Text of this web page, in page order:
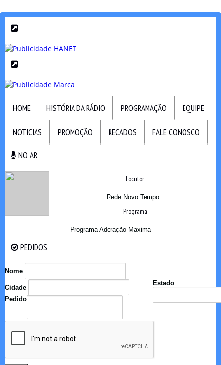
HOME HISTÓRIA DA RÁDIO PROGRAMAÇÃO EQUIPE
NOTICIAS PROMOÇÃO RECADOS FALE CONOSCO
NO AR
Locutor
Rede Novo Tempo
Programa
Programa Adoração Maxima
PEDIDOS
Nome
Cidade
Estado
Pedido